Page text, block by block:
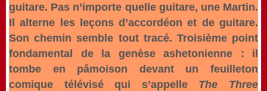
guitare. Pas n’importe quelle guitare, une Martin.
Il alterne les leçons d’accordéon et de guitare.
Son chemin semble tout tracé. Troisième point
fondamental de la genèse ashetonienne : il
tombe en pâmoison devant un feuilleton
comique télévisé qui s’appelle The Three